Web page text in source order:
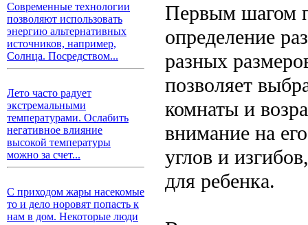
Современные технологии
позволяют использовать
энергию альтернативных
источников, например,
Солнца. Посредством...
Лето часто радует
экстремальными
температурами. Ослабить
негативное влияние
высокой температуры
можно за счет...
С приходом жары насекомые
то и дело норовят попасть к
нам в дом. Некоторые люди
Первым шагом
определение
разных
позволяет
комнаты и
внимание на
углов и
для ребенка.